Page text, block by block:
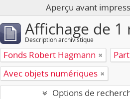
Aperçu avant
Affichage de 1
Description archivistique
Fonds Robert Hagmann
Avec objets numériques
Options de